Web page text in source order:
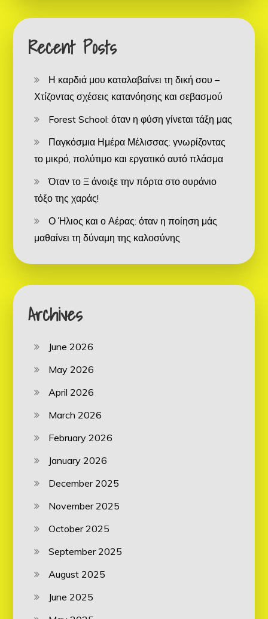
Recent Posts
Η καρδιά μου καταλαβαίνει τη δική σου –
Χτίζοντας σχέσεις κατανόησης και σεβασμού
Forest School: όταν η φύση γίνεται τάξη μας
Παγκόσμια Ημέρα Μέλισσας: γνωρίζοντας
το μικρό, πολύτιμο και εργατικό αυτό πλάσμα
Όταν το Ξ άνοιξε την πόρτα στο ουράνιο
τόξο της χαράς!
Ο Ήλιος και ο Αέρας: όταν η ποίηση μάς
μαθαίνει τη δύναμη της καλοσύνης
Archives
June 2026
May 2026
April 2026
March 2026
February 2026
January 2026
December 2025
November 2025
October 2025
September 2025
August 2025
June 2025